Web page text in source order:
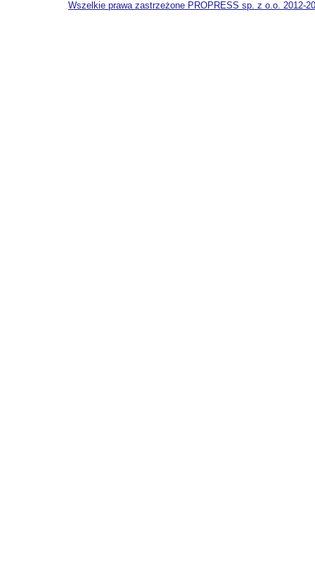
Wszelkie prawa zastrzeżone PROPRESS sp. z o.o. 2012-